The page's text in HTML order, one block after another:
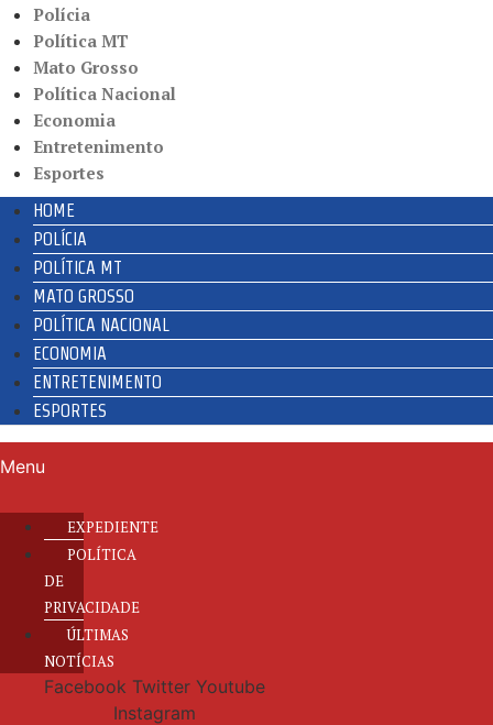
Polícia
Política MT
Mato Grosso
Política Nacional
Economia
Entretenimento
Esportes
HOME
POLÍCIA
POLÍTICA MT
MATO GROSSO
POLÍTICA NACIONAL
ECONOMIA
ENTRETENIMENTO
ESPORTES
Menu
EXPEDIENTE
POLÍTICA
DE
PRIVACIDADE
ÚLTIMAS
NOTÍCIAS
Facebook Twitter Youtube
Instagram